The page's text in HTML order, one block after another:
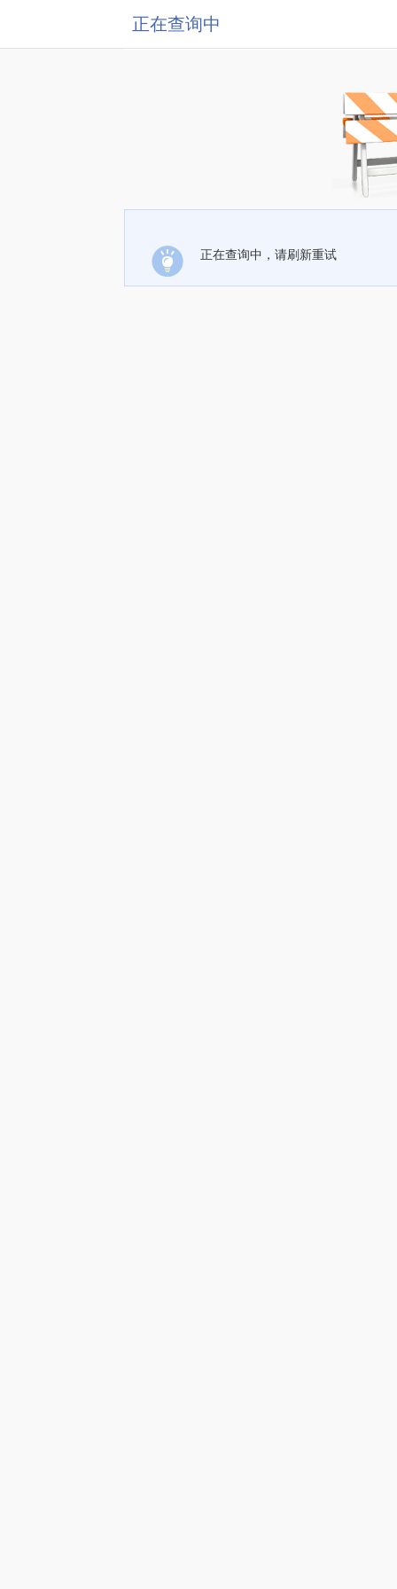
正在查询中
正在查询中，请刷新重试